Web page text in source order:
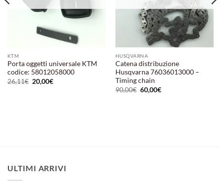
KTM
Porta oggetti universale KTM
codice: 58012058000
26,11€ Il
prezzo
20,00€Il
HUSQVARNA
Catena distribuzione
Husqvarna 76036013000 –
Timing chain
90,00€ Il
prezzo
60,00€Il
ULTIMI ARRIVI